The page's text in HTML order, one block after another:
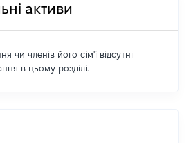
активи
чи членів його сім'ї відсутні
в цьому розділі.